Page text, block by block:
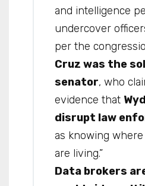
and intelligence
undercover
per the
Cruz was the
senator, who
evidence that
disrupt law
as knowing
are living.”
Data brokers